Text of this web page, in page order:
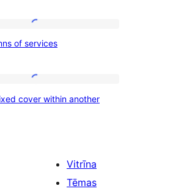
columns
of services
fixed
another
cover
cover within another
Vitrīna
Tēmas